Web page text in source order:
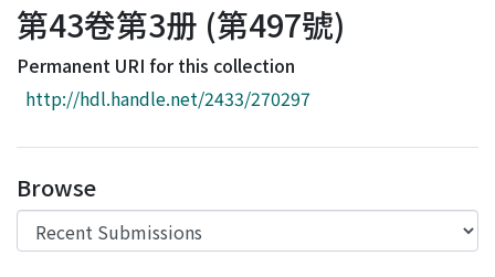
Browse
Download Ranking
Access Statistics
第43卷第3册 (第497號)
Permanent URI for this collection
http://hdl.handle.net/2433/270297
Browse